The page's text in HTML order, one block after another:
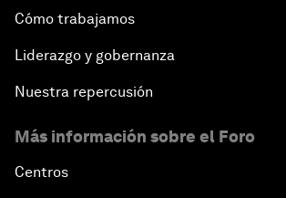
Cómo trabajamos
Liderazgo y gobernanza
Nuestra repercusión
Más información sobre el Foro
Centros